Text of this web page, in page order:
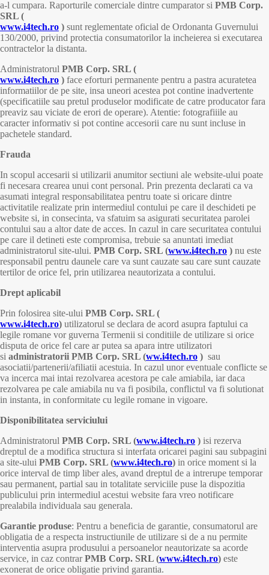
a-l cumpara. Raporturile comerciale dintre cumparator si PMB Corp.
SRL (
www.i4tech.ro ) sunt reglementate oficial de Ordonanta Guvernului
130/2000, privind protectia consumatorilor la incheierea si executarea
contractelor la distanta.
Administratorul PMB Corp. SRL (
www.i4tech.ro ) face eforturi permanente pentru a pastra acuratetea
informatiilor de pe site, insa uneori acestea pot contine inadvertente
(specificatiile sau pretul produselor modificate de catre producator fara
preaviz sau viciate de erori de operare). Atentie: fotografiiile au
caracter informativ si pot contine accesorii care nu sunt incluse in
pachetele standard.
Frauda
In scopul accesarii si utilizarii anumitor sectiuni ale website-ului poate
fi necesara crearea unui cont personal. Prin prezenta declarati ca va
asumati integral responsabilitatea pentru toate si oricare dintre
activitatile realizate prin intermediul contului pe care il deschideti pe
website si, in consecinta, va sfatuim sa asigurati securitatea parolei
contului sau a altor date de acces. In cazul in care securitatea contului
pe care il detineti este compromisa, trebuie sa anuntati imediat
administratorul site-ului. PMB Corp. SRL (www.i4tech.ro ) nu este
responsabil pentru daunele care va sunt cauzate sau care sunt cauzate
tertilor de orice fel, prin utilizarea neautorizata a contului.
Drept aplicabil
Prin folosirea site-ului PMB Corp. SRL (
www.i4tech.ro) utilizatorul se declara de acord asupra faptului ca
legile romane vor guverna Termenii si conditiile de utilizare si orice
disputa de orice fel care ar putea sa apara intre utilizatori
si administratorii PMB Corp. SRL (ww.i4tech.ro ) sau
asociatii/partenerii/afiliatii acestuia. In cazul unor eventuale conflicte se
va incerca mai intai rezolvarea acestora pe cale amiabila, iar daca
rezolvarea pe cale amiabila nu va fi posibila, conflictul va fi solutionat
in instanta, in conformitate cu legile romane in vigoare.
Disponibilitatea serviciului
Administratorul PMB Corp. SRL (www.i4tech.ro ) isi rezerva
dreptul de a modifica structura si interfata oricarei pagini sau subpagini
a site-ului PMB Corp. SRL (www.i4tech.ro) in orice moment si la
orice interval de timp liber ales, avand dreptul de a intrerupe temporar
sau permanent, partial sau in totalitate serviciile puse la dispozitia
publicului prin intermediul acestui website fara vreo notificare
prealabila individuala sau generala.
Garantie produse: Pentru a beneficia de garantie, consumatorul are
obligatia de a respecta instructiunile de utilizare si de a nu permite
interventia asupra produsului a persoanelor neautorizate sa acorde
service, in caz contrarPMB Corp. SRL (www.i4tech.ro) este
exonerat de orice obligatie privind garantia.